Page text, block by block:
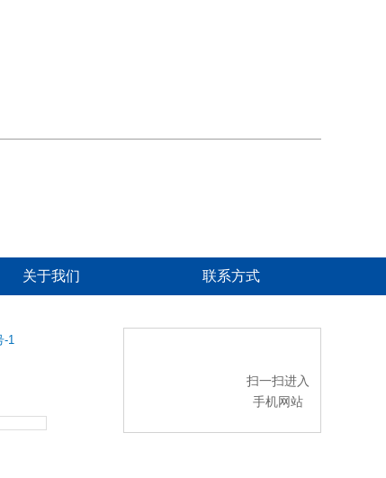
关于我们 联系方式
扫一扫进入
手机网站
-1